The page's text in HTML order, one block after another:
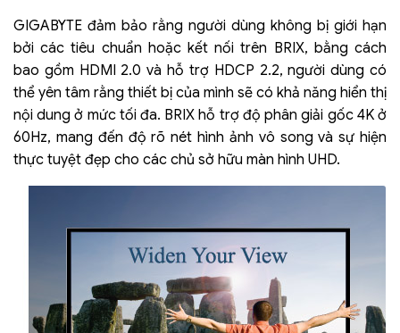
GIGABYTE đảm bảo rằng người dùng không bị giới hạn
bởi các tiêu chuẩn hoặc kết nối trên BRIX, bằng cách
bao gồm HDMI 2.0 và hỗ trợ HDCP 2.2, người dùng có
thể yên tâm rằng thiết bị của mình sẽ có khả năng hiển thị
nội dung ở mức tối đa. BRIX hỗ trợ độ phân giải gốc 4K ở
60Hz, mang đến độ rõ nét hình ảnh vô song và sự hiện
thực tuyệt đẹp cho các chủ sở hữu màn hình UHD.